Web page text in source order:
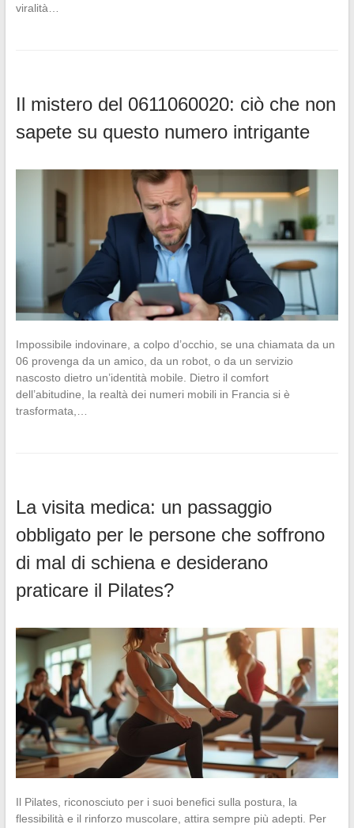
viralità…
Il mistero del 0611060020: ciò che non
sapete su questo numero intrigante
Impossibile indovinare, a colpo d’occhio, se una chiamata da un
06 provenga da un amico, da un robot, o da un servizio
nascosto dietro un’identità mobile. Dietro il comfort
dell’abitudine, la realtà dei numeri mobili in Francia si è
trasformata,…
La visita medica: un passaggio
obbligato per le persone che soffrono
di mal di schiena e desiderano
praticare il Pilates?
Il Pilates, riconosciuto per i suoi benefici sulla postura, la
flessibilità e il rinforzo muscolare, attira sempre più adepti. Per